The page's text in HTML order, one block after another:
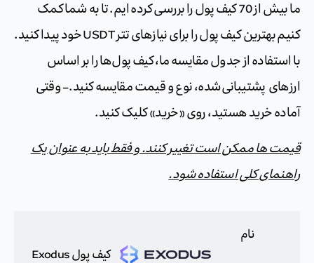
ما بیش از 70 کیف پول را بررسی کرده ایم. تا به شما کمک
کنیم بهترین کیف پول را برای نیازهای تتر USDT خود پیدا کنید.
با استفاده از جدول مقایسه ما، کیف پول‌ها را بر اساس
ارزهای پشتیبانی‌شده، نوع و قیمت مقایسه کنید. – وقتی
آماده خرید هستید، روی «خرید» کلیک کنید.
قیمت ها ممکن است تغییر کنند. و فقط باید به عنوان یک
راهنمای کلی استفاده شود.
نام
کیف پول Exodus